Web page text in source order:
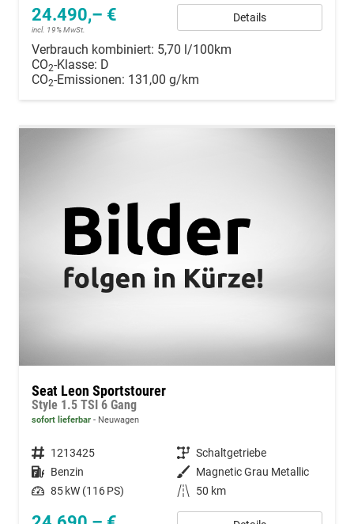
24.490,– €
incl. 19% MwSt.
Details
Verbrauch kombiniert: 5,70 l/100km
CO2-Klasse: D
CO2-Emissionen: 131,00 g/km
Seat Leon Sportstourer
Style 1.5 TSI 6 Gang
sofort lieferbar Neuwagen
Fahrzeugnummer 1213425 Getriebe Schaltgetriebe
Kraftstoff Benzin Außenfarbe Magnetic Grau Metallic
Leistung 85 kW (116 PS) Kilometerstand 50 km